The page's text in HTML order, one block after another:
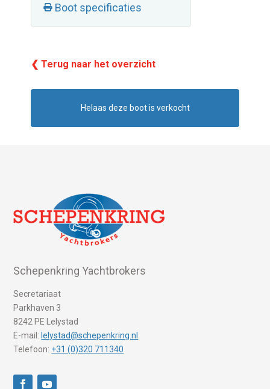
Boot specificaties
❮ Terug naar het overzicht
Helaas deze boot is verkocht
Schepenkring Yachtbrokers
Secretariaat
Parkhaven 3
8242 PE Lelystad
E-mail: lelystad@schepenkring.nl
Telefoon: +31 (0)320 711340